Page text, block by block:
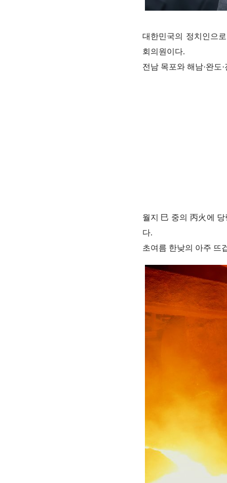
대한민국의 정치인으
회의원이다.
전남 목포와 해남·완도
월지 巳 중의 丙火에
다.
초여름 한낮의 아주 뜨